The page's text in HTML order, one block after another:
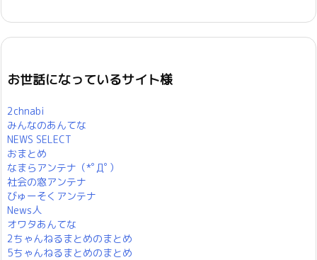
お世話になっているサイト様
2chnabi
みんなのあんてな
NEWS SELECT
おまとめ
なまらアンテナ（*ﾟДﾟ）
社会の窓アンテナ
びゅーそくアンテナ
News人
オワタあんてな
2ちゃんねるまとめのまとめ
5ちゃんねるまとめのまとめ